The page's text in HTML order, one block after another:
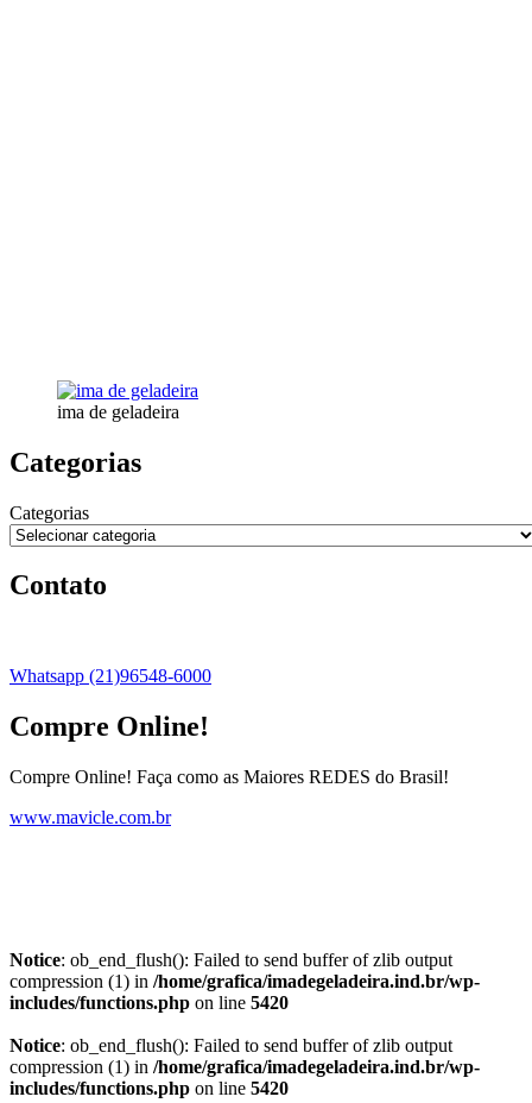
ima de geladeira
Categorias
Categorias
Contato
Whatsapp (21)96548-6000
Compre Online!
Compre Online! Faça como as Maiores REDES do Brasil!
www.mavicle.com.br
Notice: ob_end_flush(): Failed to send buffer of zlib output
compression (1) in /home/grafica/imadegeladeira.ind.br/wp-
includes/functions.php on line 5420
Notice: ob_end_flush(): Failed to send buffer of zlib output
compression (1) in /home/grafica/imadegeladeira.ind.br/wp-
includes/functions.php on line 5420